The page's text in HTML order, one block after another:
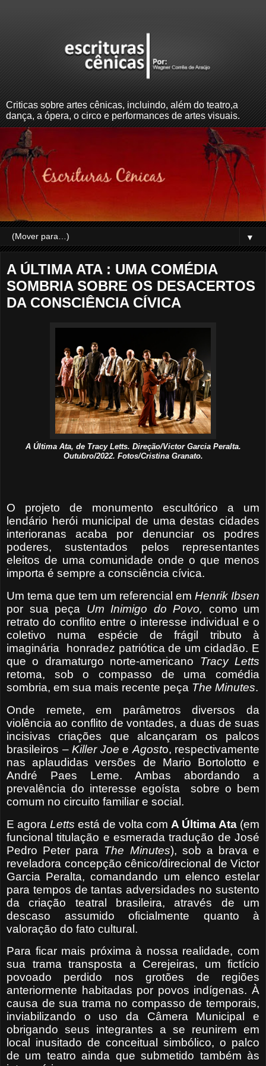
Criticas sobre artes cênicas, incluindo, além do teatro,a
dança, a ópera, o circo e performances de artes visuais.
▼
A ÚLTIMA ATA : UMA COMÉDIA
SOMBRIA SOBRE OS DESACERTOS
DA CONSCIÊNCIA CÍVICA
A Última Ata, de Tracy Letts. Direção/Victor Garcia Peralta.
Outubro/2022. Fotos/Cristina Granato.
O projeto de monumento escultórico a um
lendário herói municipal de uma destas cidades
interioranas acaba por denunciar os podres
poderes, sustentados pelos representantes
eleitos de uma comunidade onde o que menos
importa é sempre a consciência cívica.
Um tema que tem um referencial em Henrik Ibsen
por sua peça Um Inimigo do Povo, como um
retrato do conflito entre o interesse individual e o
coletivo numa espécie de frágil tributo à
imaginária
honradez patriótica de um cidadão. E
que o dramaturgo norte-americano Tracy Letts
retoma, sob o compasso de uma comédia
sombria, em sua mais recente peça The Minutes.
Onde remete, em parâmetros diversos da
violência ao conflito de vontades, a duas de suas
incisivas criações que alcançaram os palcos
brasileiros – Killer Joe e Agosto, respectivamente
nas aplaudidas versões de Mario Bortolotto e
André Paes Leme. Ambas abordando a
prevalência do interesse egoísta
sobre o bem
comum no circuito familiar e social.
E agora Letts está de volta com A Última Ata (em
funcional titulação e esmerada tradução de José
Pedro Peter para The Minutes), sob a brava e
reveladora concepção cênico/direcional de Victor
Garcia Peralta, comandando um elenco estelar
para tempos de tantas adversidades no sustento
da criação teatral brasileira, através de um
descaso assumido oficialmente quanto à
valoração do fato cultural.
Para ficar mais próxima à nossa realidade, com
sua trama transposta a Cerejeiras, um fictício
povoado perdido nos grotões de regiões
anteriormente habitadas por povos indígenas. À
causa de sua trama no compasso de temporais,
inviabilizando o uso da Câmera Municipal e
obrigando seus integrantes a se reunirem em
local inusitado de conceitual simbólico, o palco
de um teatro ainda que submetido também às